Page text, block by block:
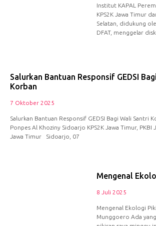
Institut KAPAL
KPS2K Jawa Timur
Selatan, didukung
DFAT, menggelar
Salurkan Bantuan Responsif GEDSI
Korban
7 Oktober 2025
Salurkan Bantuan Responsif GEDSI Bagi Wali Santri
Ponpes Al Khoziny Sidoarjo KPS2K Jawa Timur, PKBI
Jawa Timur Sidoarjo, 07
Mengenal
8 Juli 2025
Mengenal Ekologi
Munggoero Ada